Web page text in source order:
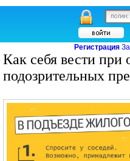
Регистрация
Как себя вести при
подозрительных